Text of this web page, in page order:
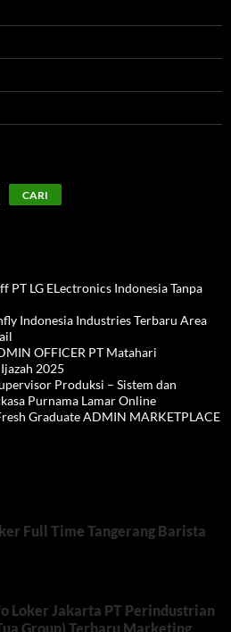
CARI
PT LG ELectronics Indonesia Tanpa
Indonesia Industries Terbaru Area
OFFICER PT Matahari
2025
Produksi – Sistem dan
Purnama Lamar Online
Graduate ADMIN MARKETPLACE
Full Time Tangerang Barista
Loker Jakarta PT Perindustrian
Group) Terbaru Marketing